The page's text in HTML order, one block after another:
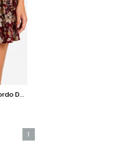
Düğme Detaylı Etek - Bordo Desenli
1